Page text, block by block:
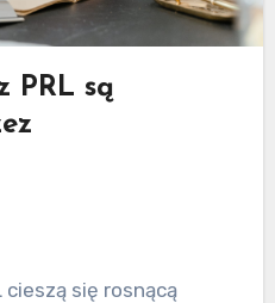
PRL są
się rosnącą